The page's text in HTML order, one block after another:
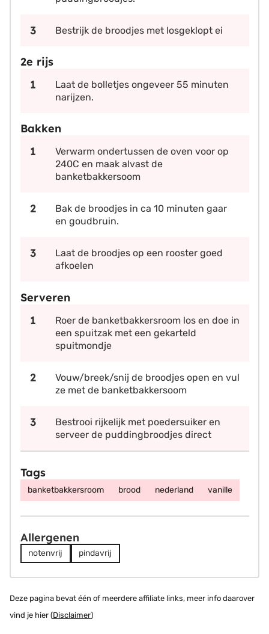
Bestrijk de broodjes met losgeklopt ei
2e rijs
Laat de bolletjes ongeveer 55 minuten
narijzen.
Bakken
Verwarm ondertussen de oven voor op
240C en maak alvast de
banketbakkersoom
Bak de broodjes in ca 10 minuten gaar
en goudbruin.
Laat de broodjes op een rooster goed
afkoelen
Serveren
Roer de banketbakkersroom los en doe in
een spuitzak met een gekarteld
spuitmondje
Vouw/breek/snij de broodjes open en vul
ze met de banketbakkersoom
Bestrooi rijkelijk met poedersuiker en
serveer de puddingbroodjes direct
Tags
banketbakkersroom brood nederland vanille
Allergenen
notenvrij pindavrij
Deze pagina bevat één of meerdere affiliate links, meer info daarover
vind je hier (Disclaimer)